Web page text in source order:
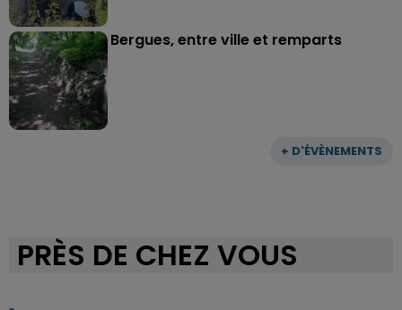
+ D'ÉVÈNEMENTS
Bergues, entre ville et remparts
PRÈS DE CHEZ VOUS